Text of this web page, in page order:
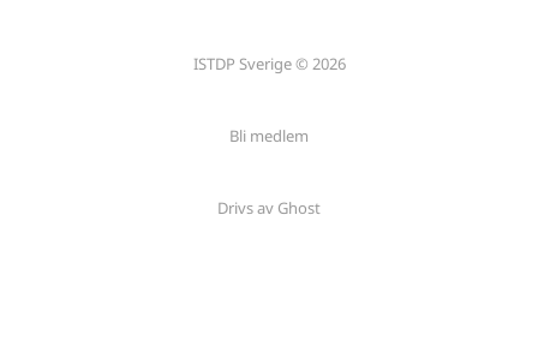
ISTDP Sverige © 2026
Bli medlem
Drivs av Ghost